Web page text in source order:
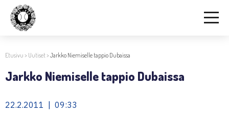
Etusivu > Uutiset>Jarkko Niemiselle tappio Dubaissa
Jarkko Niemiselle tappio Dubaissa
22.2.2011 | 09:33